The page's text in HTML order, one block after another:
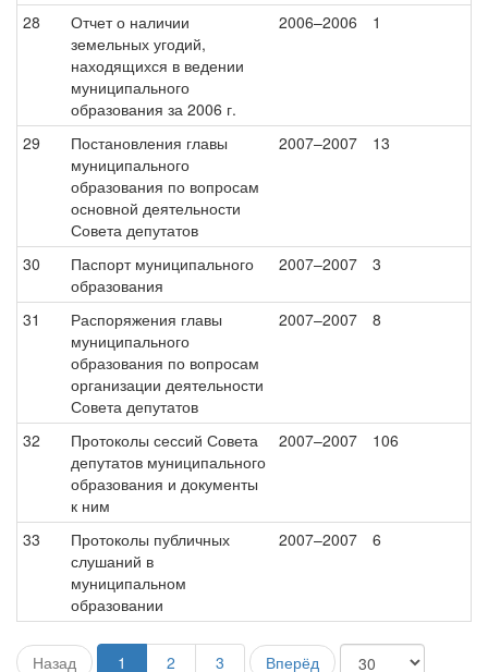
28
Отчет о наличии
земельных угодий,
находящихся в ведении
муниципального
образования за 2006 г.
2006–2006 1
29
Постановления главы
муниципального
образования по вопросам
основной деятельности
Совета депутатов
2007–2007 13
30
Паспорт муниципального
образования
2007–2007 3
31
Распоряжения главы
муниципального
образования по вопросам
организации деятельности
Совета депутатов
2007–2007 8
32
Протоколы сессий Совета
депутатов муниципального
образования и документы
к ним
2007–2007 106
33
Протоколы публичных
слушаний в
муниципальном
образовании
2007–2007 6
Назад 1 2 3 Вперёд